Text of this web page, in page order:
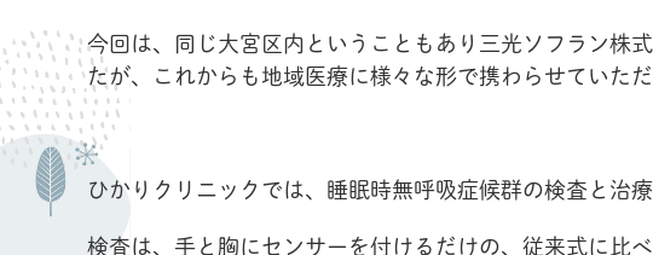
今回は、同じ大宮区内ということもあり三光ソフラン株
たが、これからも地域医療に様々な形で携わらせていた
ひかりクリニックでは、睡眠時無呼吸症候群の検査と治
検査は、手と胸にセンサーを付けるだけの、従来式に比